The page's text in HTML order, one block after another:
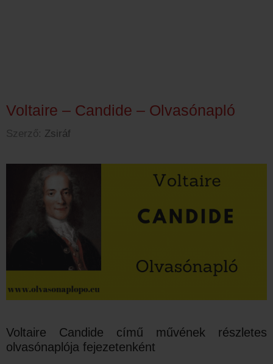
Voltaire – Candide – Olvasónapló
Szerző: Zsiráf
Voltaire Candide című művének részletes
olvasónaplója fejezetenként